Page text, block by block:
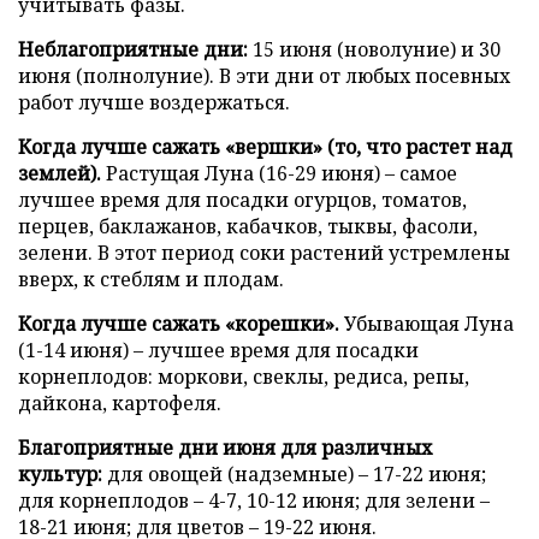
Неблагоприятные дни: 15 июня (новолуние) и 30
июня (полнолуние). В эти дни от любых посевных
работ лучше воздержаться.
Когда лучше сажать «вершки» (то, что растет над
землей).Растущая Луна (16-29 июня) – самое
лучшее время для посадки огурцов, томатов,
перцев, баклажанов, кабачков, тыквы, фасоли,
зелени. В этот период соки растений устремлены
вверх, к стеблям и плодам.
Когда лучше сажать «корешки».Убывающая Луна
(1-14 июня) – лучшее время для посадки
корнеплодов: моркови, свеклы, редиса, репы,
дайкона, картофеля.
Благоприятные дни июня для различных
культур: для овощей (надземные) – 17-22 июня;
для корнеплодов – 4-7, 10-12 июня; для зелени –
18-21 июня; для цветов – 19-22 июня.